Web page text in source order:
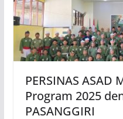
PERSINAS
Program 2025
PASANGGIRI